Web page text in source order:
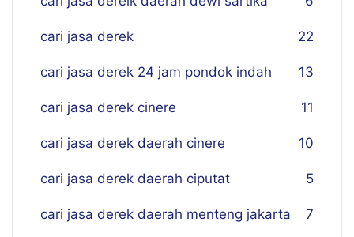
cari jasa derek 22
cari jasa derek 24 jam pondok indah 13
cari jasa derek cinere 11
cari jasa derek daerah cinere 10
cari jasa derek daerah ciputat 5
cari jasa derek daerah menteng jakarta 7